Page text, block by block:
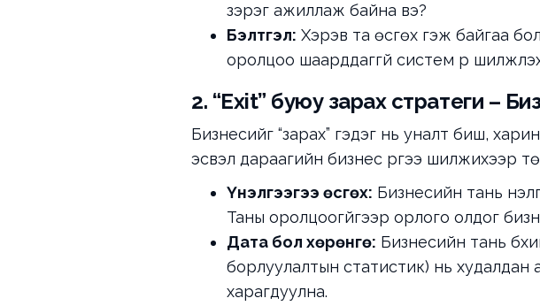
зэрэг ажиллаж байна вэ?
Бэлтгэл: Хэрэв та өсгөх гэж байгаа
оролцоо шаарддаггүй систем рүү
2. “Exit” буюу зарах стратеги –
Бизнесийг “зарах” гэдэг нь уналт биш,
эсвэл дараагийн бизнес рүүгээ шилжихээр
Үнэлгээгээ өсгөх: Бизнесийн тань
Таны оролцоогүйгээр орлого олдог
Дата бол хөрөнгө: Бизнесийн тань
борлуулалтын статистик) нь худалдан
харагдуулна.